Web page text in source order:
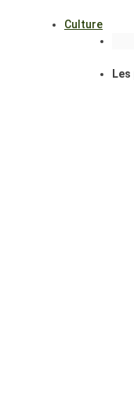
Culture